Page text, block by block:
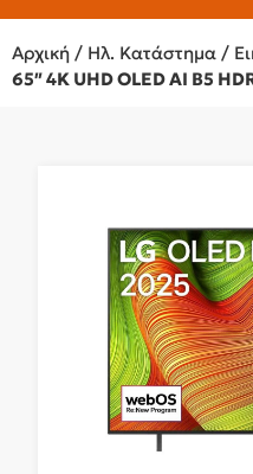
Αρχική / Ηλ. Κατάστημα /
65″ 4K UHD OLED AI B5